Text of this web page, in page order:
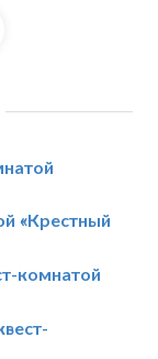
«Крестный
комнатой